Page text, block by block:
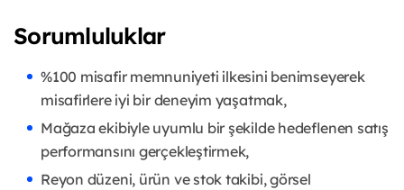
Sorumluluklar
%100 misafir memnuniyeti ilkesini benimseyerek
misafirlere iyi bir deneyim yaşatmak,
Mağaza ekibiyle uyumlu bir şekilde hedeflenen satış
performansını gerçekleştirmek,
Reyon düzeni, ürün ve stok takibi, görsel